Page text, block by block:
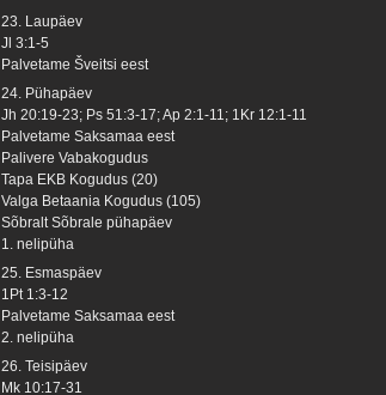
23. Laupäev
Jl 3:1-5
Palvetame Šveitsi eest
24. Pühapäev
Jh 20:19-23; Ps 51:3-17; Ap 2:1-11; 1Kr 12:1-11
Palvetame Saksamaa eest
Palivere Vabakogudus
Tapa EKB Kogudus (20)
Valga Betaania Kogudus (105)
Sõbralt Sõbrale pühapäev
1. nelipüha
25. Esmaspäev
1Pt 1:3-12
Palvetame Saksamaa eest
2. nelipüha
26. Teisipäev
Mk 10:17-31